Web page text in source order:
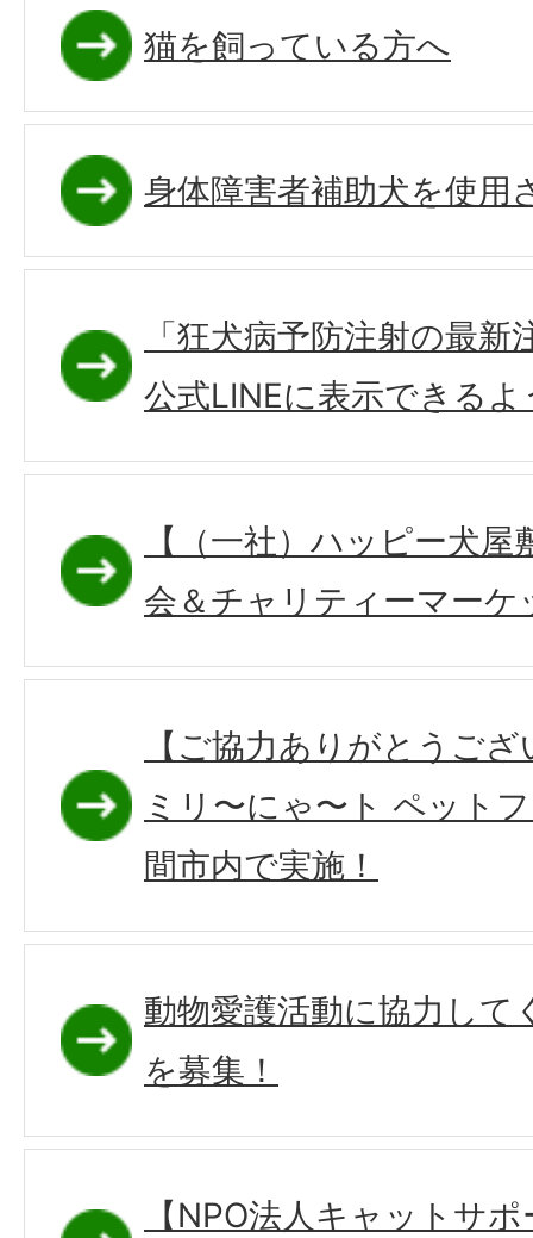
猫を飼っている方へ
身体障害者補助犬を使用
「狂犬病予防注射の最
公式LINEに表示できる
【（一社）ハッピー犬
会＆チャリティーマーケ
【ご協力ありがとうご
ミリ〜にゃ〜ト ペット
間市内で実施！
動物愛護活動に協力して
を募集！
【NPO法人キャットサ